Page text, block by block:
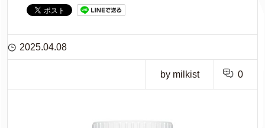
2025.04.08
by milkist 0